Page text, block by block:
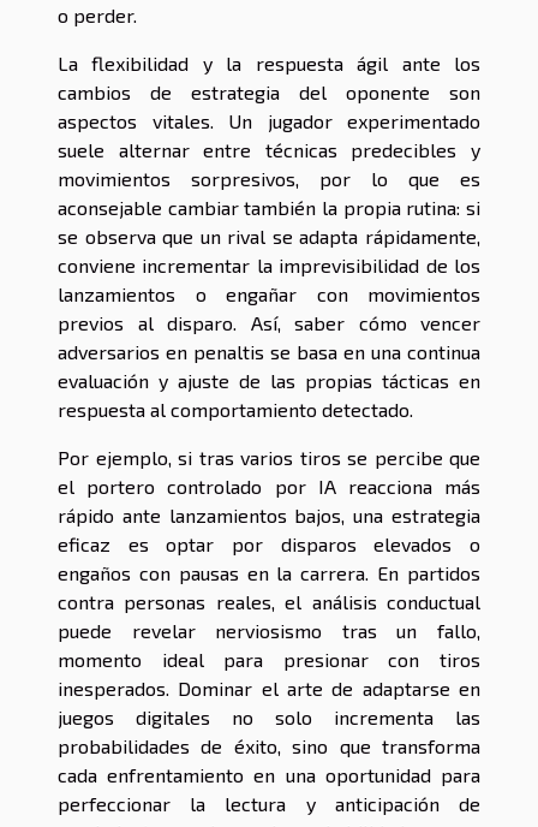
o perder.
La flexibilidad y la respuesta ágil ante los
cambios de estrategia del oponente son
aspectos vitales. Un jugador experimentado
suele alternar entre técnicas predecibles y
movimientos sorpresivos, por lo que es
aconsejable cambiar también la propia rutina: si
se observa que un rival se adapta rápidamente,
conviene incrementar la imprevisibilidad de los
lanzamientos o engañar con movimientos
previos al disparo. Así, saber cómo vencer
adversarios en penaltis se basa en una continua
evaluación y ajuste de las propias tácticas en
respuesta al comportamiento detectado.
Por ejemplo, si tras varios tiros se percibe que
el portero controlado por IA reacciona más
rápido ante lanzamientos bajos, una estrategia
eficaz es optar por disparos elevados o
engaños con pausas en la carrera. En partidos
contra personas reales, el análisis conductual
puede revelar nerviosismo tras un fallo,
momento ideal para presionar con tiros
inesperados. Dominar el arte de adaptarse en
juegos digitales no solo incrementa las
probabilidades de éxito, sino que transforma
cada enfrentamiento en una oportunidad para
perfeccionar la lectura y anticipación de